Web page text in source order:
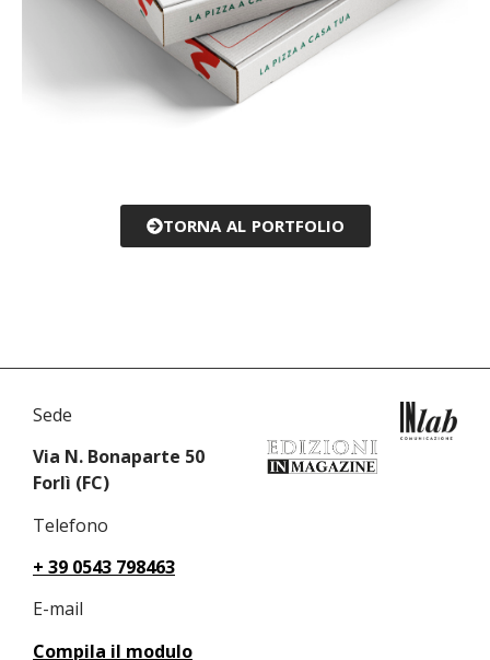
TORNA AL PORTFOLIO
Sede
Via N. Bonaparte 50
Forlì (FC)
Telefono
+ 39 0543 798463
E-mail
Compila il modulo